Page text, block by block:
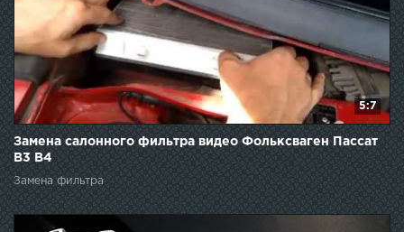
5:7
Замена салонного фильтра видео Фольксваген Пассат
В3 В4
Замена фильтра